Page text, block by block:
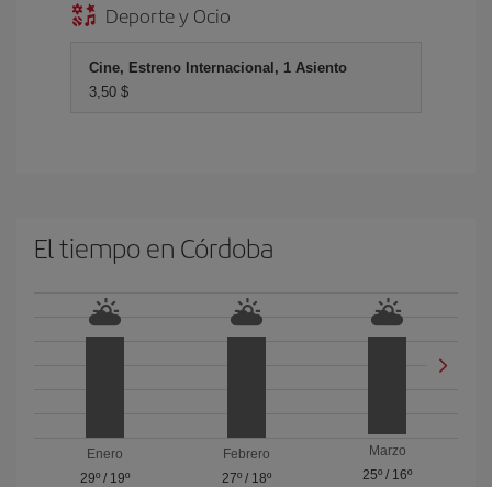
Deporte y Ocio
Cine, Estreno Internacional, 1 Asiento
3,50 $
El tiempo en Córdoba
Enero
29º/ 19º
Febrero
27º/ 18º
Marzo
25º / 16º